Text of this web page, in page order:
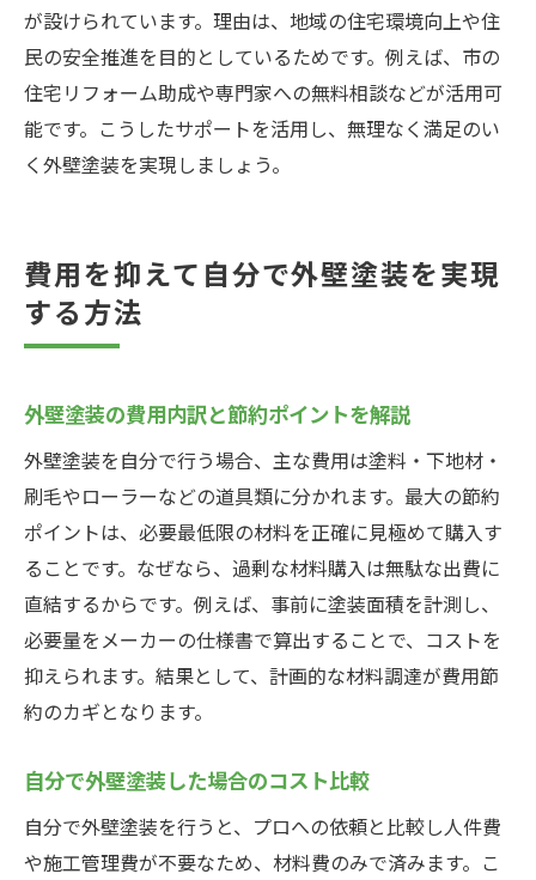
が設けられています。理由は、地域の住宅環境向上や住
民の安全推進を目的としているためです。例えば、市の
住宅リフォーム助成や専門家への無料相談などが活用可
能です。こうしたサポートを活用し、無理なく満足のい
く外壁塗装を実現しましょう。
費用を抑えて自分で外壁塗装を実現
する方法
外壁塗装の費用内訳と節約ポイントを解説
外壁塗装を自分で行う場合、主な費用は塗料・下地材・
刷毛やローラーなどの道具類に分かれます。最大の節約
ポイントは、必要最低限の材料を正確に見極めて購入す
ることです。なぜなら、過剰な材料購入は無駄な出費に
直結するからです。例えば、事前に塗装面積を計測し、
必要量をメーカーの仕様書で算出することで、コストを
抑えられます。結果として、計画的な材料調達が費用節
約のカギとなります。
自分で外壁塗装した場合のコスト比較
自分で外壁塗装を行うと、プロへの依頼と比較し人件費
や施工管理費が不要なため、材料費のみで済みます。こ